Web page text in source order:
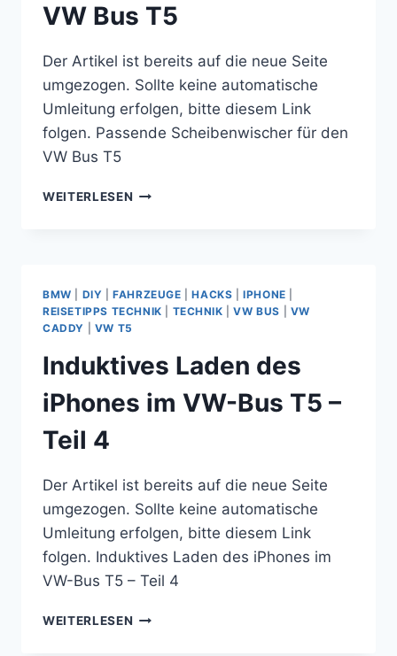
VW Bus T5
Der Artikel ist bereits auf die neue Seite
umgezogen. Sollte keine automatische
Umleitung erfolgen, bitte diesem Link
folgen. Passende Scheibenwischer für den
VW Bus T5
WEITERLESEN PASSENDE
BMW DIY |FAHRZEUGE |HACKS |IPHONE
REISETIPPS TECHNIK
TECHNIK |VW BUS
VW
CADDY
VW T5
Induktives Laden des
iPhones im VW-Bus T5 –
Teil 4
Der Artikel ist bereits auf die neue Seite
umgezogen. Sollte keine automatische
Umleitung erfolgen, bitte diesem Link
folgen. Induktives Laden des iPhones im
VW-Bus T5 – Teil 4
WEITERLESEN INDUKTIVES